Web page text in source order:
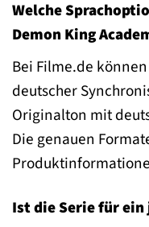
Welche
Demon King
Bei Filme.de
deutscher
Originalton mit
Die genauen
Ist die Serie für